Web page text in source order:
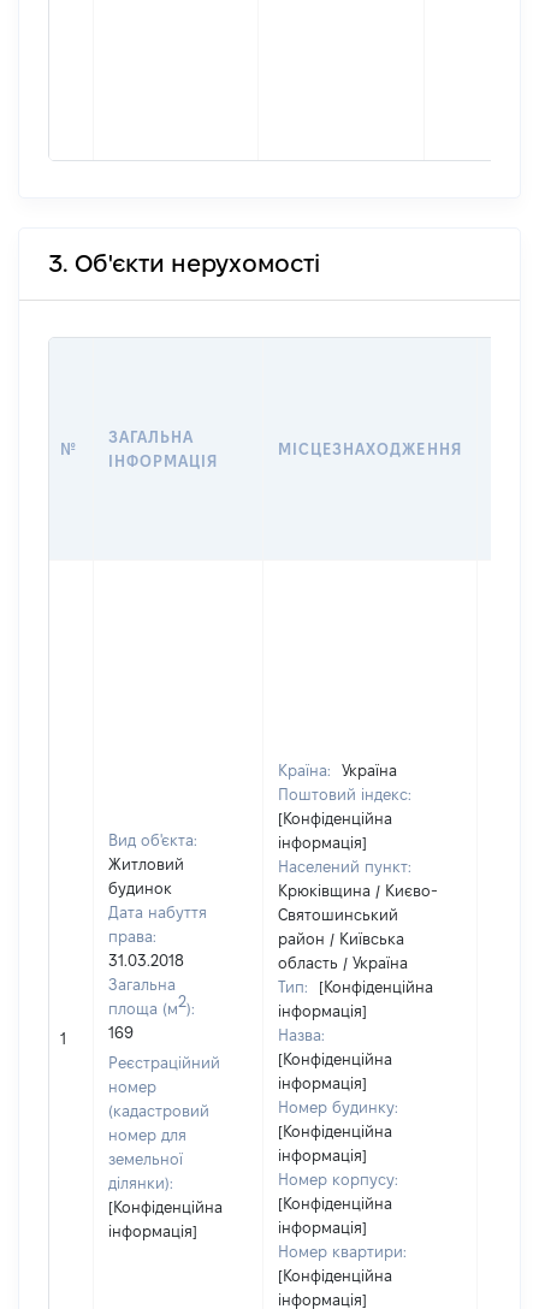
3. Об'єкти нерухомості
№
ЗАГАЛЬНА
ІНФОРМАЦІЯ
МІСЦЕЗНАХОДЖЕННЯ
1
Вид об'єкта:
Житловий
будинок
Дата набуття
права:
31.03.2018
Загальна
площа (м2):
169
Реєстраційний
номер
(кадастровий
номер для
земельної
ділянки):
[Конфіденційна
інформація]
Країна:
Україна
Поштовий індекс:
[Конфіденційна
інформація]
Населений пункт:
Крюківщина / Києво-
Святошинський
район / Київська
область / Україна
Тип:
[Конфіденційна
інформація]
Назва:
[Конфіденційна
інформація]
Номер будинку:
[Конфіденційна
інформація]
Номер корпусу:
[Конфіденційна
інформація]
Номер квартири:
[Конфіденційна
інформація]